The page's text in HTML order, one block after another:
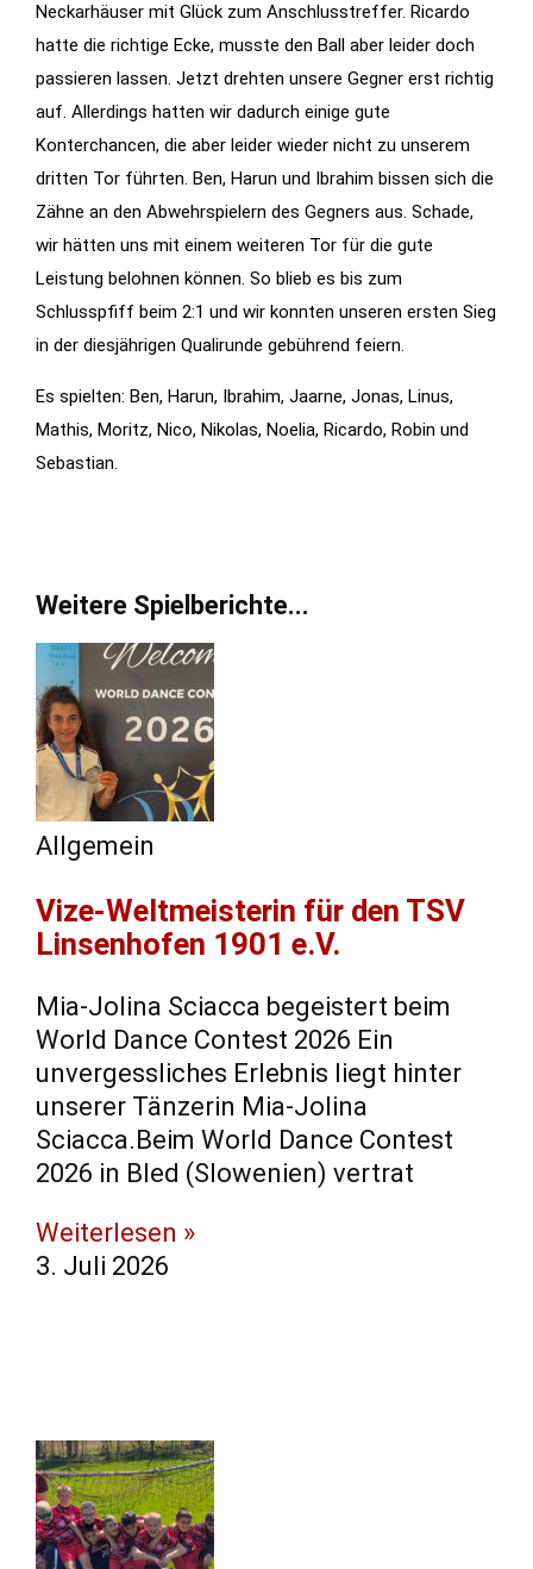
Neckarhäuser mit Glück zum Anschlusstreffer. Ricardo
hatte die richtige Ecke, musste den Ball aber leider doch
passieren lassen. Jetzt drehten unsere Gegner erst richtig
auf. Allerdings hatten wir dadurch einige gute
Konterchancen, die aber leider wieder nicht zu unserem
dritten Tor führten. Ben, Harun und Ibrahim bissen sich die
Zähne an den Abwehrspielern des Gegners aus. Schade,
wir hätten uns mit einem weiteren Tor für die gute
Leistung belohnen können. So blieb es bis zum
Schlusspfiff beim 2:1 und wir konnten unseren ersten Sieg
in der diesjährigen Qualirunde gebührend feiern.
Es spielten: Ben, Harun, Ibrahim, Jaarne, Jonas, Linus,
Mathis, Moritz, Nico, Nikolas, Noelia, Ricardo, Robin und
Sebastian.
Weitere Spielberichte...
Allgemein
Vize-Weltmeisterin für den TSV
Linsenhofen 1901 e.V.
Mia-Jolina Sciacca begeistert beim
World Dance Contest 2026 Ein
unvergessliches Erlebnis liegt hinter
unserer Tänzerin Mia-Jolina
Sciacca.Beim World Dance Contest
2026 in Bled (Slowenien) vertrat
Weiterlesen »
3. Juli 2026